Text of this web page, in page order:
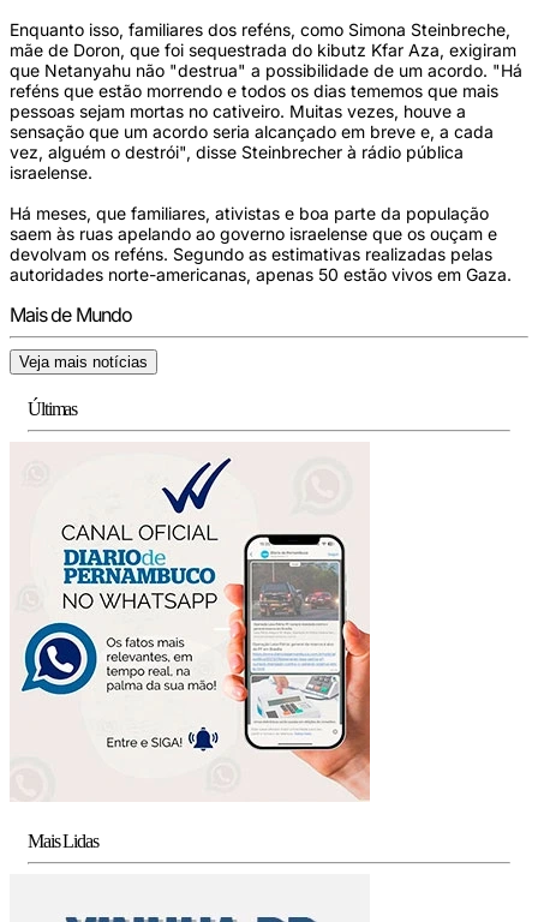
Enquanto isso, familiares dos reféns, como Simona Steinbreche,
mãe de Doron, que foi sequestrada do kibutz Kfar Aza, exigiram
que Netanyahu não "destrua" a possibilidade de um acordo. "Há
reféns que estão morrendo e todos os dias tememos que mais
pessoas sejam mortas no cativeiro. Muitas vezes, houve a
sensação que um acordo seria alcançado em breve e, a cada
vez, alguém o destrói", disse Steinbrecher à rádio pública
israelense.
Há meses, que familiares, ativistas e boa parte da população
saem às ruas apelando ao governo israelense que os ouçam e
devolvam os reféns. Segundo as estimativas realizadas pelas
autoridades norte-americanas, apenas 50 estão vivos em Gaza.
Mais de Mundo
Veja mais notícias
Últimas
Mais Lidas